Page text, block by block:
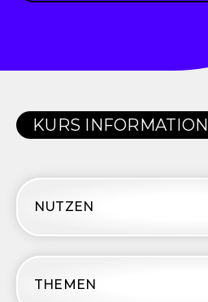
KURS INFORMATION
NUTZEN
THEMEN